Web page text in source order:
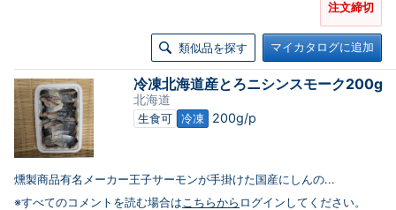
注文締切
類似品を探す マイカタログに追加
冷凍北海道産とろニシンスモーク200g
北海道
生食可 冷凍 200g/p
燻製商品有名メーカー王子サーモンが手掛けた国産にしんの...
※すべてのコメントを読む場合はこちらから ログインしてください。